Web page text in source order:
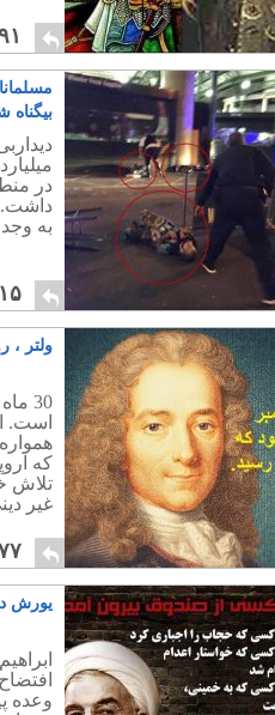
بیگناه
در
داشت.
به
ولتر ،
30
است.
که
تلاش
غیر
یورش
وعده